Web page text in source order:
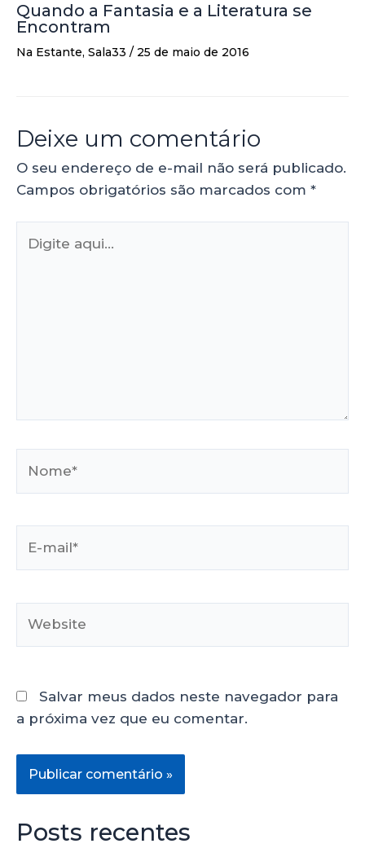
Quando a Fantasia e a Literatura se
Encontram
Na Estante, Sala33 / 25 de maio de 2016
Deixe um comentário
O seu endereço de e-mail não será publicado.
Campos obrigatórios são marcados com *
Salvar meus dados neste navegador para
a próxima vez que eu comentar.
Posts recentes